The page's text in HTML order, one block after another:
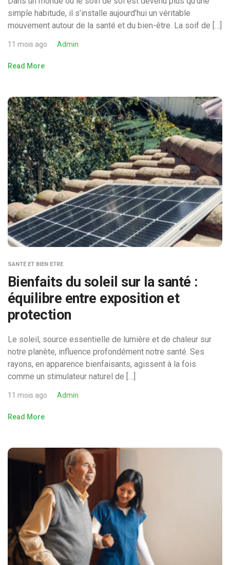
simple habitude, il s’installe aujourd’hui un véritable
mouvement autour de la santé et du bien-être. La soif de […]
11 mois ago Admin
Read More
SANTÉ ET BIEN ETRE
Bienfaits du soleil sur la santé :
équilibre entre exposition et
protection
Le soleil, source essentielle de lumière et de chaleur sur
notre planète, influence profondément notre santé. Ses
rayons, en apparence bienfaisants, agissent à la fois
comme un stimulateur naturel de […]
11 mois ago Admin
Read More